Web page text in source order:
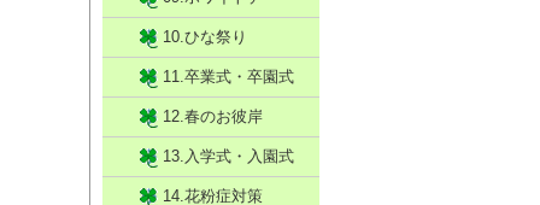
10.ひな祭り
11.卒業式・卒園式
12.春のお彼岸
13.入学式・入園式
14.花粉症対策